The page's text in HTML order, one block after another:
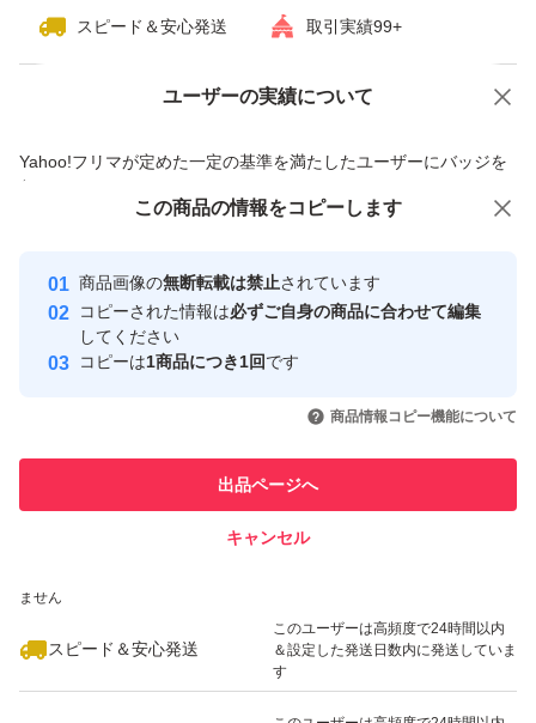
#髭剃り
#カミソリ
スピード＆安心発送 取引実績99+
ユーザーの実績について
Yahoo!フリマが定めた一定の基準を満たしたユーザーにバッジを
付与しています
安心取引出品者
心・安全なユーザーです
取引実績
引を完了させた実績があります
での取引実績があります
ません
スピード＆安心発送
このユーザーは高頻度で24時間以内
＆設定した発送日数内に発送していま
す
価格の相談 商品への質問
この商品の情報をコピーします
商品画像の無断転載は禁止されています
コピーされた情報は必ずご自身の商品に合わせて編集
してください
コピーは1商品につき1回です
商品情報コピー機能について
出品ページへ
キャンセル
この商品をみている人にオススメ